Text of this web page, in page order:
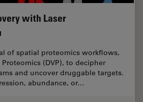
with Laser
of spatial proteomics workflows,
Proteomics (DVP), to decipher
and uncover druggable targets.
abundance, or…